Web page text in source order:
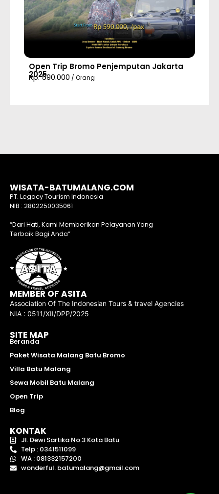
Open Trip Bromo Penjemputan Jakarta
2025
Rp. 590.000 / Orang
WISATA-BATUMALANG.COM
PT. Legacy Tourism Indonesia
NIB : 2802250035061
“Dari Hati, Kami Memberikan Pelayanan Yang
Terbaik Bagi Anda”
MEMBER OF ASITA
Association Of The Indonesian Tours & travel Agencies
NIA : 0511/XII/DPP/2025
SITE MAP
Beranda
Paket Wisata Malang Batu Bromo
Villa Batu Malang
Sewa Mobil Batu Malang
Open Trip
Blog
KONTAK
Jl. Dewi Sartika No.3 Kota Batu
Telp : 0341511099
WA : 081332157200
wonderful. batumalang@gmail.com